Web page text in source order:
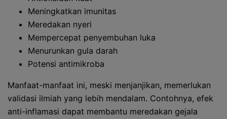
Meningkatkan imunitas
Meredakan nyeri
Mempercepat penyembuhan luka
Menurunkan gula darah
Potensi antimikroba
Manfaat-manfaat ini, meski menjanjikan, memerlukan
validasi ilmiah yang lebih mendalam. Contohnya, efek
anti-inflamasi dapat membantu meredakan gejala